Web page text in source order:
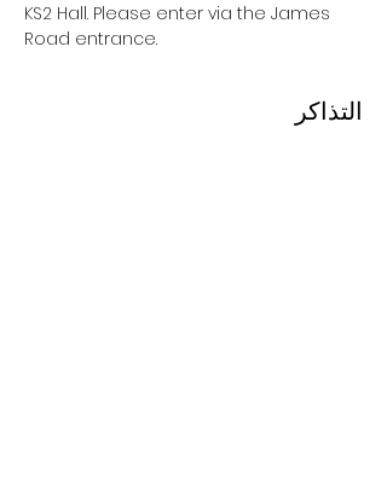
KS2 Hall. Please enter via the James
Road entrance.
التذاكر